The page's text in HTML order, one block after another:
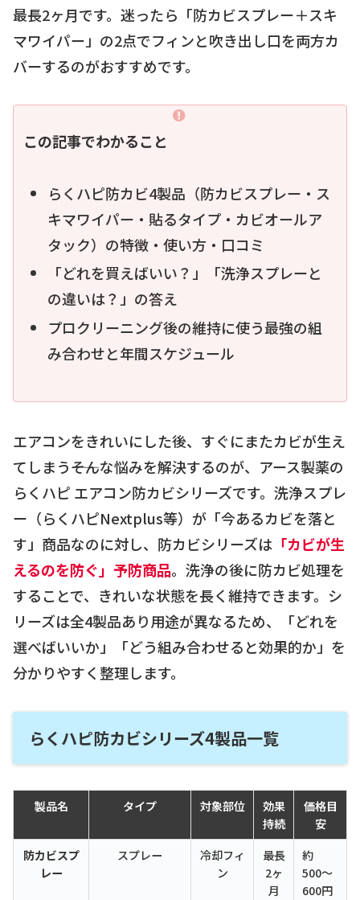
最長2ヶ月です。迷ったら「防カビスプレー＋スキ
マワイパー」の2点でフィンと吹き出し口を両方カ
バーするのがおすすめです。
この記事でわかること
らくハピ防カビ4製品（防カビスプレー・ス
キマワイパー・貼るタイプ・カビオールア
タック）の特徴・使い方・口コミ
「どれを買えばいい？」「洗浄スプレーと
の違いは？」の答え
プロクリーニング後の維持に使う最強の組
み合わせと年間スケジュール
エアコンをきれいにした後、すぐにまたカビが生え
てしまう――そんな悩みを解決するのが、アース製薬の
らくハピ エアコン防カビシリーズです。洗浄スプレ
ー（らくハピNextplus等）が「今あるカビを落と
す」商品なのに対し、防カビシリーズは 「カビが生
えるのを防ぐ」予防商品。洗浄の後に防カビ処理を
することで、きれいな状態を長く維持できます。シ
リーズは全4製品あり用途が異なるため、「どれを
選べばいいか」「どう組み合わせると効果的か」を
分かりやすく整理します。
らくハピ防カビシリーズ4製品一覧
製品名 タイプ 対象部位
効果
持続
価格目
安
防カビスプ
レー
スプレー
冷却フィ
ン
最長
2ヶ
月
約
500〜
600円